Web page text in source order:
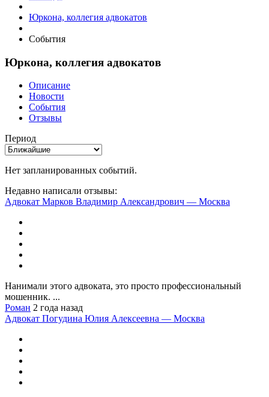
Юркона, коллегия адвокатов
События
Юркона, коллегия адвокатов
Описание
Новости
События
Отзывы
Период
Нет запланированных событий.
Недавно написали отзывы:
Адвокат Марков Владимир Александрович — Москва
Нанимали этого адвоката, это просто профессиональный
мошенник. ...
Роман 2 года назад
Адвокат Погудина Юлия Алексеевна — Москва